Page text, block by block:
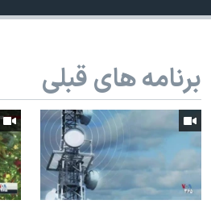
اعتراضات مردمی آبان ۹۸
نرگس محمدی برنده جایزه نوبل صلح
همایش محافظه‌کاران آمریکا «سی‌پک»
صفحه‌های ویژه
سفر پرزیدنت ترامپ به چین
برنامه های قبلی